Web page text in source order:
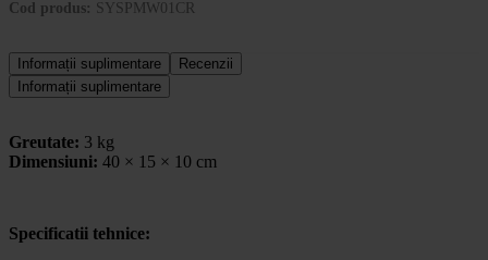
Cod produs: SYSPMW01CR
Informații suplimentare
Recenzii
Informații suplimentare
Greutate: 3 kg
Dimensiuni: 40 × 15 × 10 cm
Specificatii tehnice: